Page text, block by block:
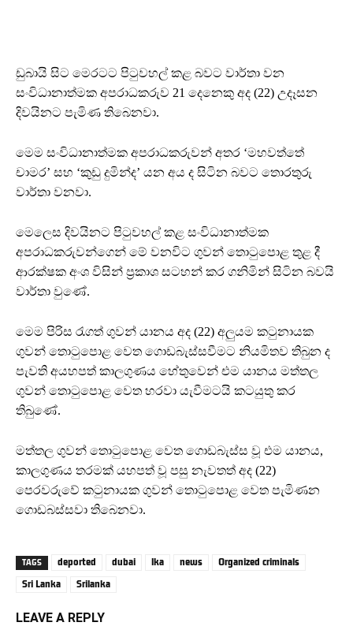
ඩුබායි සිට මෙරටට පිටුවහල් කළ බවට වාර්තා වන
සංවිධානාත්මක අපරාධකරුව 21 දෙනෙකු අද (22) උදෑසන
දිවයිනට පැමිණ තිබෙනවා.
මෙම සංවිධානාත්මක අපරාධකරුවන් අතර ‘මහවත්තේ
චාමර’ සහ ‘කුඩු දුමින්ද’ යන අය ද සිටින බවට තොරතුරු
වාර්තා වනවා.
මෙලෙස දිවයිනට පිටුවහල් කළ සංවිධානාත්මක
අපරාධකරුවන්ගෙන් මේ වනවිට ගුවන් තොටුපොළ තුළ දී
ආරක්ෂක අංශ විසින් ප්‍රකාශ සටහන් කර ගනිමින් සිටින බවයි
වාර්තා වුණේ.
මෙම පිරිස රැගත් ගුවන් යානය අද (22) අලුයම කටුනායක
ගුවන් තොටුපොළ වෙත ගොඩබැස්සවීමට නියමිතව තිබුන ද
පැවති අයහපත් කාලගුණය හේතුවෙන් එම යානය මත්තල
ගුවන් තොටුපොළ වෙත හරවා යැවීමටයි කටයුතු කර
තිබුණේ.
මත්තල ගුවන් තොටුපොළ වෙත ගොඩබැස්ස වූ එම යානය,
කාලගුණය තරමක් යහපත් වූ පසු නැවතත් අද (22)
පෙරවරුවේ කටුනායක ගුවන් තොටුපොළ වෙත පැමිණන
ගොඩබස්සවා තිබෙනවා.
TAGS deported dubai lka news
Organized criminals
Sri Lanka
Srilanka
LEAVE A REPLY